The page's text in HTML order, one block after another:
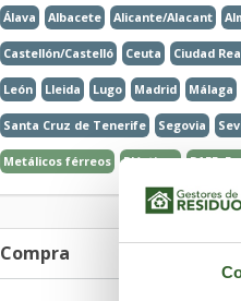
Álava Albacete Alicante/Alacant
Castellón/Castelló Ceuta Ciudad
León Lleida Lugo Madrid Málaga
Santa Cruz de Tenerife Segovia
Metálicos férreos Plásticos RAEE.
Compra